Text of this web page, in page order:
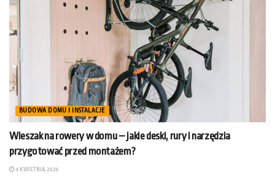
BUDOWA DOMU I INSTALACJE
Wieszak na rowery w domu – jakie deski, rury i narzędzia
przygotować przed montażem?
4 KWIETNIA, 2026